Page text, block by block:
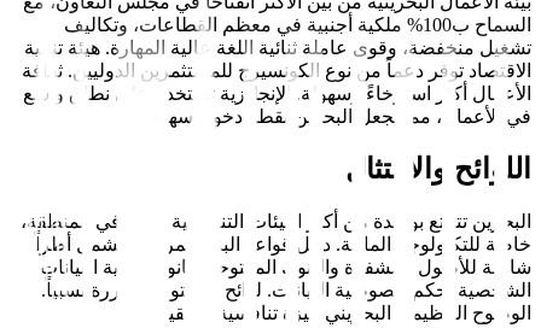
السماح ب100% ملكية أجنبية في معظم القطاعات، وتكاليف
تشغيل منخفضة، وقوى عاملة ثنائية اللغة عالية المهارة. هيئة تنمية
الاقتصاد توفر دعماً من نوع الكونسيرج للمستثمرين الدوليين. ثقافة
الأعمال أكثر استرخاءً وسهولة. الإنجليزية تستخدم على نطاق واسع
في الأعمال، مما يجعل البحرين نقطة دخول سهلة.
اللوائح والامتثال
البحرين تتمتع بواحدة من أكثر البيئات التنظيمية تقدماً في المنطقة،
خاصة للتكنولوجيا المالية. دليل قواعد البنك المركزي يشمل أطراً
شاملة للأصول المشفرة والبنوك المفتوحة. قانون حماية البيانات
الشخصية يحكم خصوصية البيانات. لوائح المحتوى متحررة نسبياً.
الوضوح التنظيمي البحريني ميزة تنافسية حقيقية.